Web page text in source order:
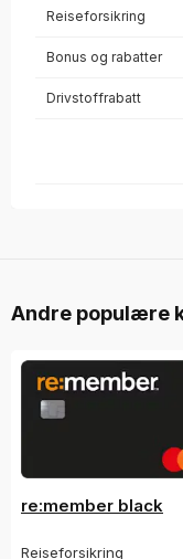
Reiseforsikring
Bonus og rabatter
Drivstoffrabatt
Andre populære
re:member black
Reiseforsikring